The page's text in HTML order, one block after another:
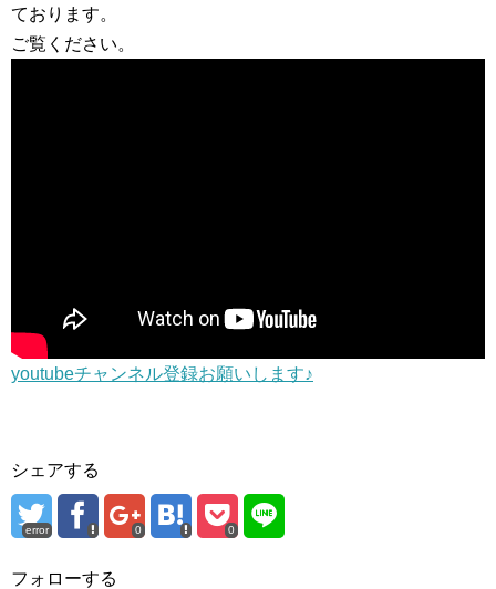
ております。
ご覧ください。
youtubeチャンネル登録お願いします♪
シェアする
error 0 0
フォローする